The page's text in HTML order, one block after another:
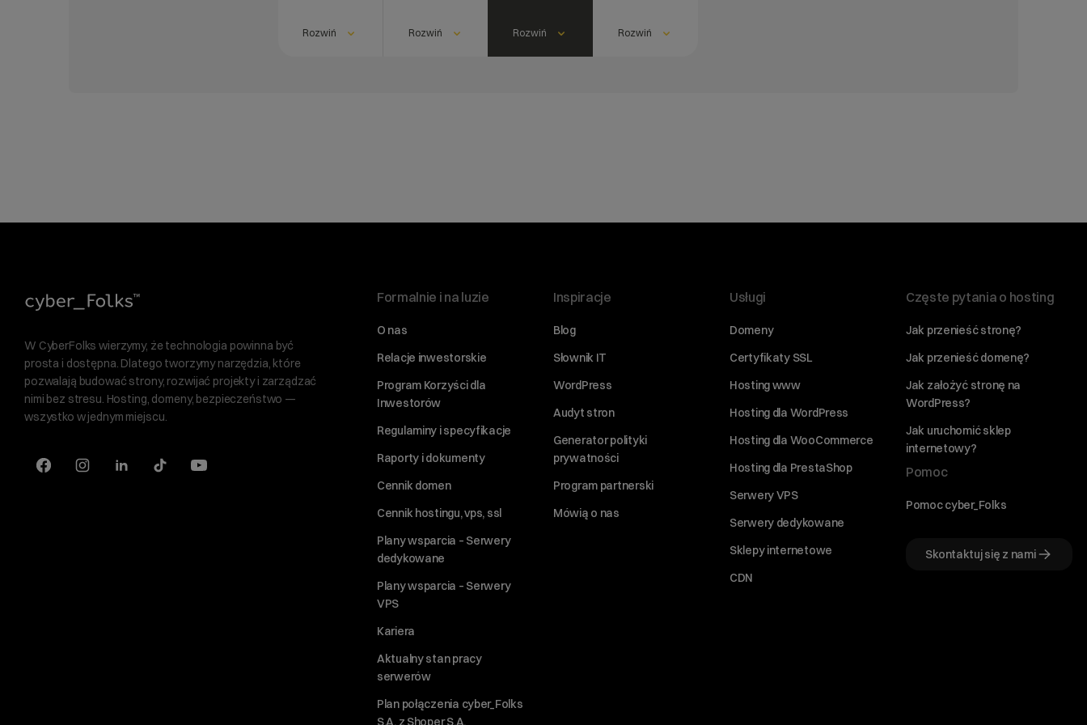
Rozwiń Rozwiń Rozwiń Rozwiń
W CyberFolks wierzymy, że technologia powinna być
prosta i dostępna. Dlatego tworzymy narzędzia, które
pozwalają budować strony, rozwijać projekty i zarządzać
nimi bez stresu. Hosting, domeny, bezpieczeństwo —
wszystko w jednym miejscu.
Formalnie i na luzie
O nas
Relacje inwestorskie
Program Korzyści dla
Inwestorów
Regulaminy i specyfikacje
Raporty i dokumenty
Cennik domen
Cennik hostingu, vps, ssl
Plany wsparcia – Serwery
dedykowane
Plany wsparcia – Serwery
VPS
Kariera
Aktualny stan pracy
serwerów
Plan połączenia cyber_Folks
S.A. z Shoper S.A.
Inspiracje
Blog
Słownik IT
WordPress
Audyt stron
Generator polityki
prywatności
Program partnerski
Mówią o nas
Usługi
Domeny
Certyfikaty SSL
Hosting www
Hosting dla WordPress
Hosting dla WooCommerce
Hosting dla PrestaShop
Serwery VPS
Serwery dedykowane
Sklepy internetowe
CDN
Częste pytania o hosting
Jak przenieść stronę?
Jak przenieść domenę?
Jak założyć stronę na
WordPress?
Jak uruchomić sklep
internetowy?
Pomoc
Pomoc cyber_Folks
Skontaktuj się z nami